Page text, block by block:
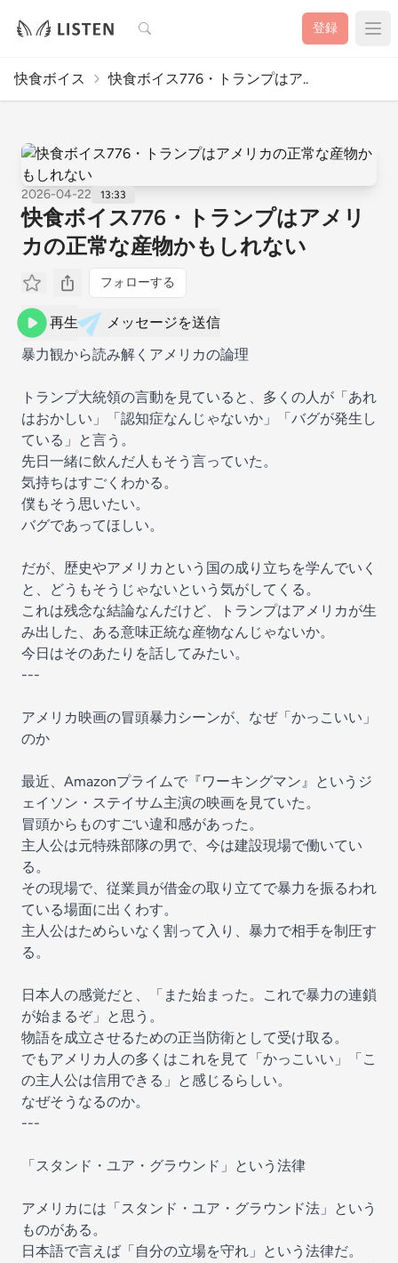
検索 登録
快食ボイス 快食ボイス776・トランプはア..
2026-04-22 13:33
快食ボイス776・トランプはアメリ
カの正常な産物かもしれない
フォローする
再生
メッセージを送信
暴力観から読み解くアメリカの論理
トランプ大統領の言動を見ていると、多くの人が「あれ
はおかしい」「認知症なんじゃないか」「バグが発生し
ている」と言う。
先日一緒に飲んだ人もそう言っていた。
気持ちはすごくわかる。
僕もそう思いたい。
バグであってほしい。
だが、歴史やアメリカという国の成り立ちを学んでいく
と、どうもそうじゃないという気がしてくる。
これは残念な結論なんだけど、トランプはアメリカが生
み出した、ある意味正統な産物なんじゃないか。
今日はそのあたりを話してみたい。
---
アメリカ映画の冒頭暴力シーンが、なぜ「かっこいい」
のか
最近、Amazonプライムで『ワーキングマン』というジ
ェイソン・ステイサム主演の映画を見ていた。
冒頭からものすごい違和感があった。
主人公は元特殊部隊の男で、今は建設現場で働いてい
る。
その現場で、従業員が借金の取り立てで暴力を振るわれ
ている場面に出くわす。
主人公はためらいなく割って入り、暴力で相手を制圧す
る。
日本人の感覚だと、「また始まった。これで暴力の連鎖
が始まるぞ」と思う。
物語を成立させるための正当防衛として受け取る。
でもアメリカ人の多くはこれを見て「かっこいい」「こ
の主人公は信用できる」と感じるらしい。
なぜそうなるのか。
---
「スタンド・ユア・グラウンド」という法律
アメリカには「スタンド・ユア・グラウンド法」という
ものがある。
日本語で言えば「自分の立場を守れ」という法律だ。